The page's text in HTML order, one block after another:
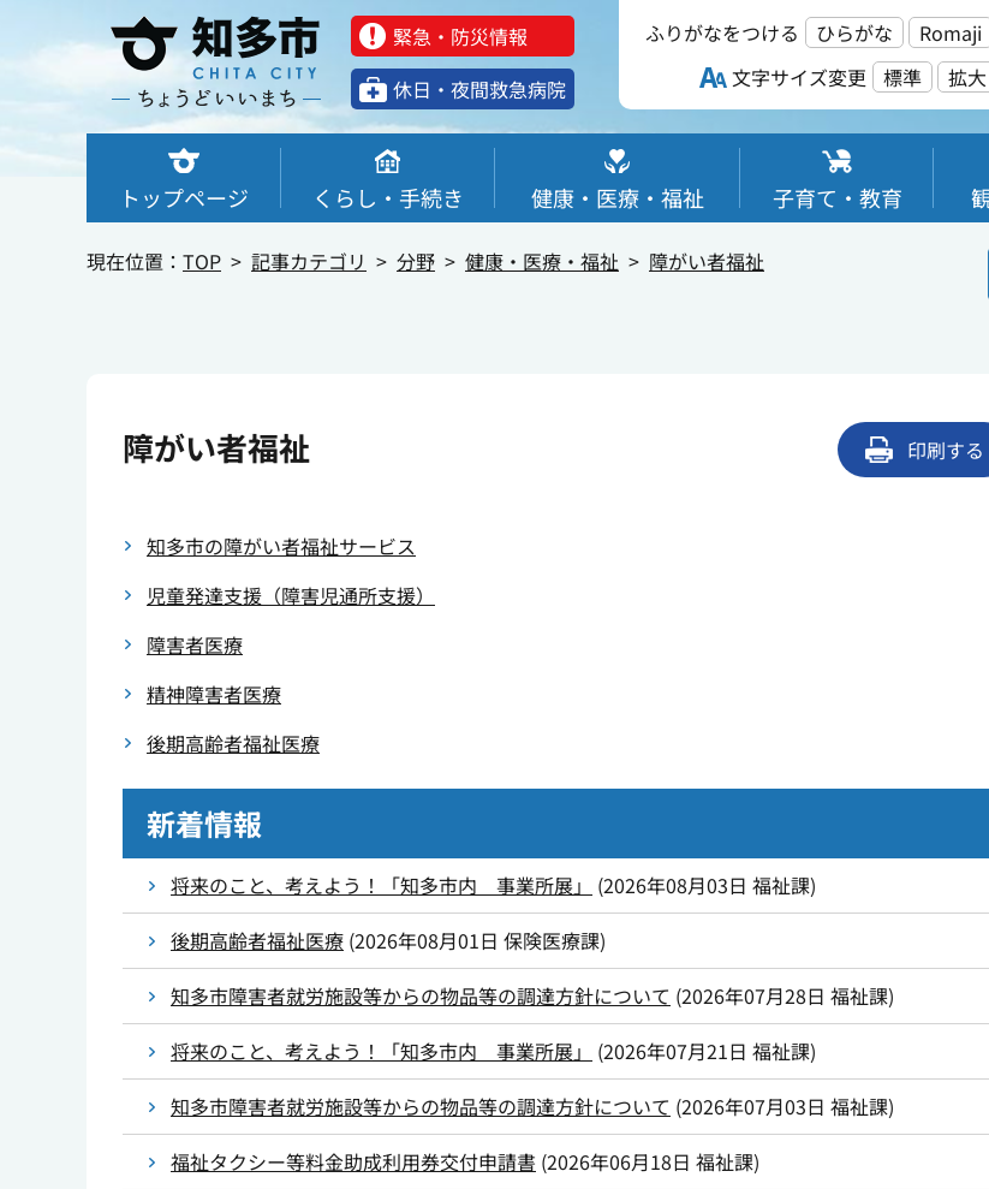
緊急・防災情報
休⽇・夜間救急病院
ふりがなをつける ひらがな Romaji
文字サイズ変更
標準 拡大
トップページ くらし・手続き 健康・医療・福祉 子育て・教育
現在位置： TOP 記事カテゴリ 分野 健康・医療・福祉 障がい者福祉
障がい者福祉 印刷する
知多市の障がい者福祉サービス
児童発達支援（障害児通所支援）
障害者医療
精神障害者医療
後期高齢者福祉医療
新着情報
将来のこと、考えよう！「知多市内 事業所展」 (2026年08月03日 福祉課)
後期高齢者福祉医療 (2026年08月01日 保険医療課)
知多市障害者就労施設等からの物品等の調達方針について (2026年07月28日 福祉課)
将来のこと、考えよう！「知多市内 事業所展」
(2026年07月21日 福祉課)
知多市障害者就労施設等からの物品等の調達方針について (2026年07月03日 福祉課)
福祉タクシー等料金助成利用券交付申請書 (2026年06月18日 福祉課)